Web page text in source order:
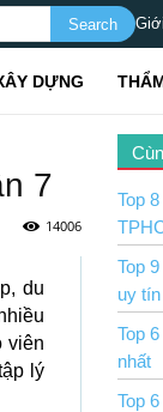
DỰNG
7
14006
du
viên
lý
Top
Top
uy
Top
nhất
Top